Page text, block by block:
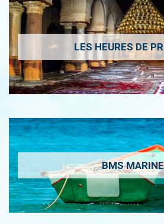
LES HEURES DE
BMS MARINE